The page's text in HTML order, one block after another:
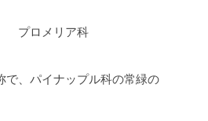
プロメリア科
で、パイナップル科の常緑の